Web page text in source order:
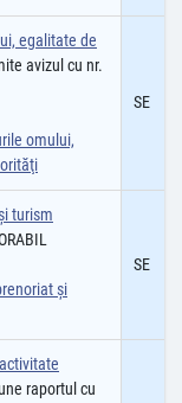
egalitate de
avizul cu nr.
omului,
SE
turism
și
SE
raportul cu